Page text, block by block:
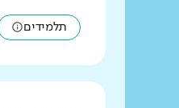
תלמידים